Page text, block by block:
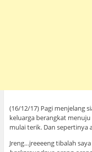
(16/12/17) Pagi menjelang
keluarga berangkat
mulai terik. Dan sepertinya
Jreng…jreeeeng tibalah